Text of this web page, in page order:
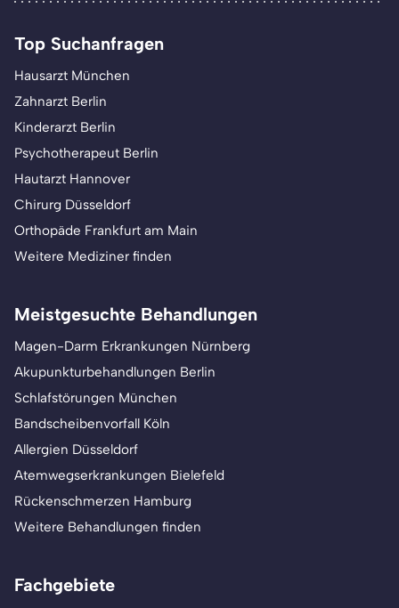
Top Suchanfragen
Hausarzt München
Zahnarzt Berlin
Kinderarzt Berlin
Psychotherapeut Berlin
Hautarzt Hannover
Chirurg Düsseldorf
Orthopäde Frankfurt am Main
Weitere Mediziner finden
Meistgesuchte Behandlungen
Magen-Darm Erkrankungen Nürnberg
Akupunkturbehandlungen Berlin
Schlafstörungen München
Bandscheibenvorfall Köln
Allergien Düsseldorf
Atemwegserkrankungen Bielefeld
Rückenschmerzen Hamburg
Weitere Behandlungen finden
Fachgebiete